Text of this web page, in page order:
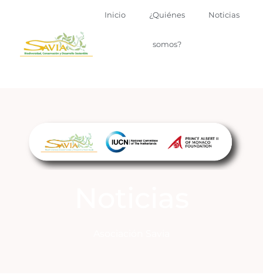
Inicio ¿Quiénes
somos?
Noticias